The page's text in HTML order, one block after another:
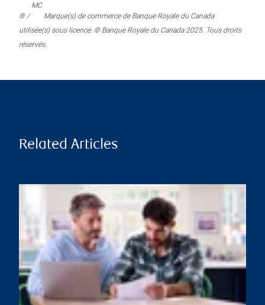
® /
MC
Marque(s) de commerce de Banque Royale du Canada
utilisée(s) sous licence. © Banque Royale du Canada 2025. Tous droits
réservés.
Related Articles